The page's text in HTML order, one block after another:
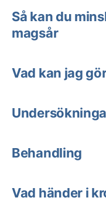
Så kan du
magsår
Vad kan jag
Behandling
Vad händer i